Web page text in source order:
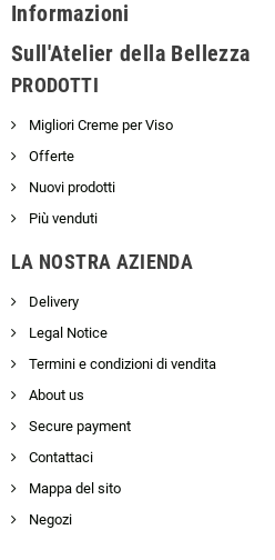
Informazioni
Sull'Atelier della Bellezza
PRODOTTI
Migliori Creme per Viso
Offerte
Nuovi prodotti
Più venduti
LA NOSTRA AZIENDA
Delivery
Legal Notice
Termini e condizioni di vendita
About us
Secure payment
Contattaci
Mappa del sito
Negozi